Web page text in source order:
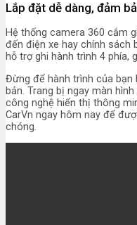
Lắp đặt dễ dàng, đảm
Hệ thống camera 360 cắm
đến điện xe hay chính sách
hỗ trợ ghi hành trình 4 phía,
Đừng để hành trình của bạn
bản. Trang bị ngay màn
công nghệ hiển thị thông
CarVn ngay hôm nay để
chóng.